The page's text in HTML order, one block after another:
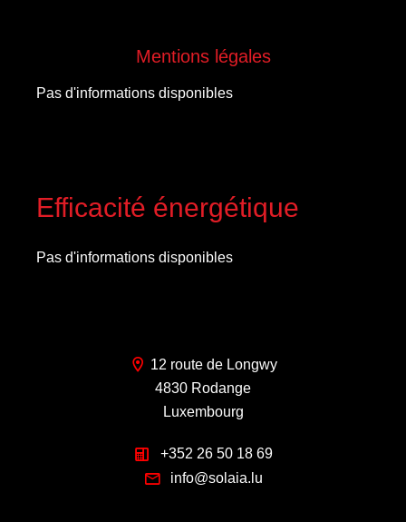
Mentions légales
Pas d'informations disponibles
Efficacité énergétique
Pas d'informations disponibles
12 route de Longwy
4830 Rodange
Luxembourg
+352 26 50 18 69
info@solaia.lu